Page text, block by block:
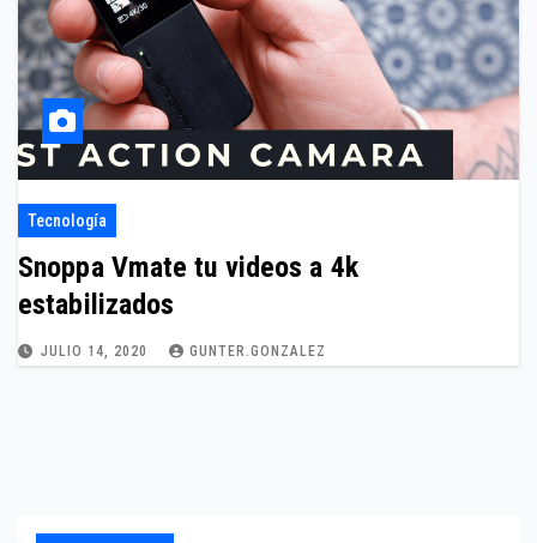
Tecnología
Snoppa Vmate tu videos a 4k
estabilizados
JULIO 14, 2020 GUNTER.GONZALEZ